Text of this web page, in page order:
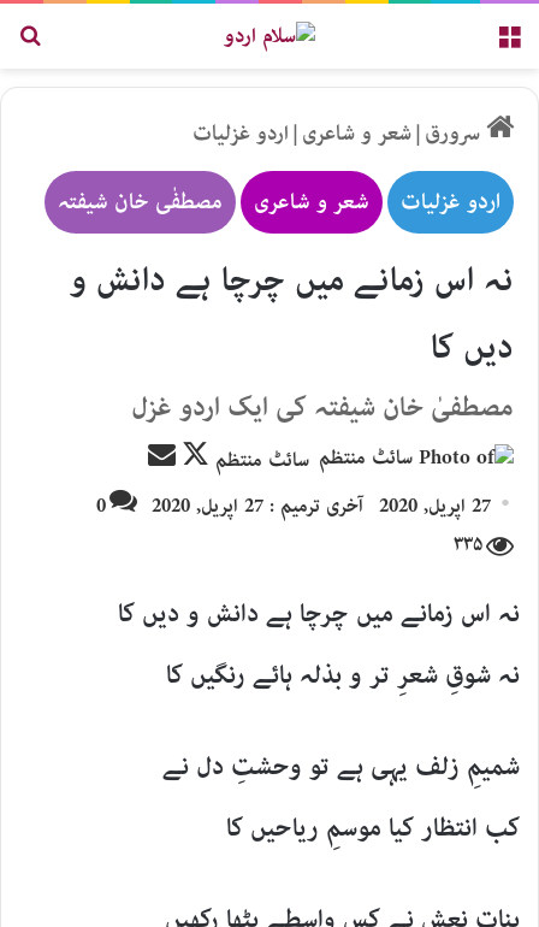
سرورق|شعر و شاعری|اردو غزلیات
اردو غزلیات شعر و شاعری مصطفٰی خان شیفتہ
نہ اس زمانے میں چرچا ہے دانش و
دیں کا
مصطفیٰ خان شیفتہ کی ایک اردو غزل
سائٹ منتظم
Follow
X
Send
email
27 اپریل, 2020 آخری ترمیم : 27 اپریل, 2020
0
۳۳۵
نہ اس زمانے میں چرچا ہے دانش و دیں کا
نہ شوقِ شعرِ تر و بذلہ ہائے رنگیں کا
شمیمِ زلف یہی ہے تو وحشتِ دل نے
کب انتظار کیا موسمِ ریاحیں کا